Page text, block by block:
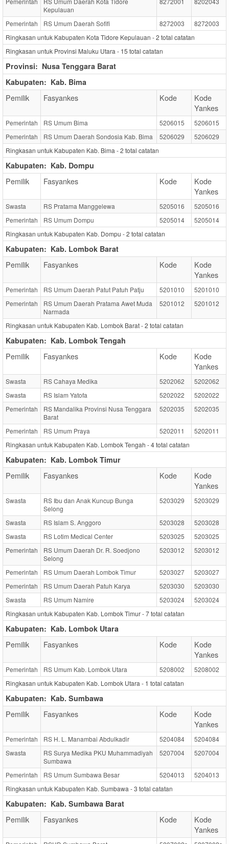
Kepulauan
Pemerintah RS Umum Daerah Sofifi 8272003
8272003
Ringkasan untuk Kabupaten Kota Tidore Kepulauan -2 total catatan
Ringkasan untuk Provinsi Maluku Utara - 15 total catatan
Provinsi: Nusa Tenggara Barat
Kabupaten: Kab. Bima
Pemilik Fasyankes Kode
Kode
Yankes
Pemerintah RS Umum Bima 5206015
5206015
Pemerintah
RS Umum Daerah Sondosia Kab. Bima 5206029
5206029
Ringkasan untuk Kabupaten Kab. Bima -2 total catatan
Kabupaten: Kab. Dompu
Pemilik Fasyankes Kode
Kode
Yankes
Swasta RS Pratama Manggelewa 5205016
5205016
Pemerintah
RS Umum Dompu 5205014
5205014
Ringkasan untuk Kabupaten Kab. Dompu -2 total catatan
Kabupaten: Kab. Lombok Barat
Pemilik Fasyankes Kode
Kode
Yankes
Pemerintah RS Umum Daerah Patut Patuh Patju 5201010
5201010
Pemerintah
RS Umum Daerah Pratama Awet Muda
Narmada
5201012 5201012
Ringkasan untuk Kabupaten Kab. Lombok Barat -2 total catatan
Kabupaten: Kab. Lombok Tengah
Pemilik Fasyankes Kode
Kode
Yankes
Swasta RS Cahaya Medika 5202062
5202062
Swasta
RS Islam Yatofa 5202022
5202022
Pemerintah
RS Mandalika Provinsi Nusa Tenggara
Barat
5202035 5202035
Pemerintah RS Umum Praya 5202011
5202011
Ringkasan untuk Kabupaten Kab. Lombok Tengah -4total catatan
Kabupaten: Kab. Lombok Timur
Pemilik Fasyankes Kode
Kode
Yankes
Swasta
RS Ibu dan Anak Kuncup Bunga
Selong
5203029 5203029
Swasta RS Islam S. Anggoro 5203028
5203028
Swasta
RS Lotim Medical Center 5203025
5203025
Pemerintah
RS Umum Daerah Dr. R. Soedjono
Selong
5203012 5203012
Pemerintah RS Umum Daerah Lombok Timur 5203027
5203027
Pemerintah
RS Umum Daerah Patuh Karya 5203030
5203030
Swasta
RS Umum Namire 5203024
5203024
Ringkasan untuk Kabupaten Kab. Lombok Timur -7total catatan
Kabupaten: Kab. Lombok Utara
Pemilik Fasyankes Kode
Kode
Yankes
Pemerintah RS Umum Kab. Lombok Utara 5208002
5208002
Ringkasan untuk Kabupaten Kab. Lombok Utara - 1 total catatan
Kabupaten: Kab. Sumbawa
Pemilik Fasyankes Kode
Kode
Yankes
Pemerintah RS H. L. Manambai Abdulkadir 5204084
5204084
Swasta
RS Surya Medika PKU Muhammadiyah
Sumbawa
5207004 5207004
Pemerintah RS Umum Sumbawa Besar 5204013
5204013
Ringkasan untuk Kabupaten Kab. Sumbawa -3 total catatan
Kabupaten: Kab. Sumbawa Barat
Pemilik Fasyankes Kode
Kode
Yankes